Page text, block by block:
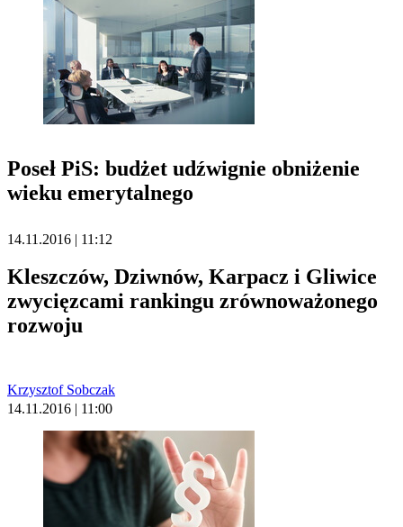
Poseł PiS: budżet udźwignie obniżenie
wieku emerytalnego
14.11.2016 | 11:12
Kleszczów, Dziwnów, Karpacz i Gliwice
zwycięzcami rankingu zrównoważonego
rozwoju
Krzysztof Sobczak
14.11.2016 | 11:00